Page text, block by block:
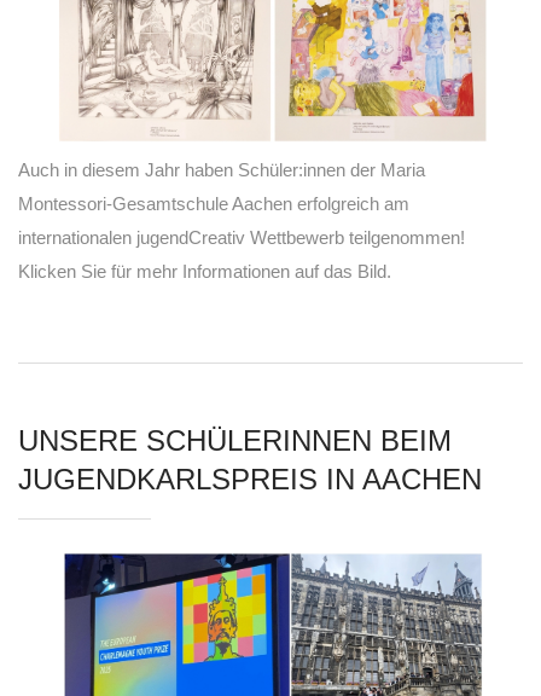
Auch in diesem Jahr haben Schüler:innen der Maria
Montessori-Gesamtschule Aachen erfolgreich am
internationalen jugendCreativ Wettbewerb teilgenommen!
Klicken Sie für mehr Informationen auf das Bild.
UNSERE SCHÜLERINNEN BEIM
JUGENDKARLSPREIS IN AACHEN